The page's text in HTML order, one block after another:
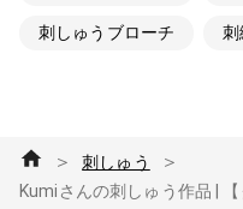
刺しゅうブローチ 刺
＞ 刺しゅう ＞
Kumiさんの刺しゅう作品 |